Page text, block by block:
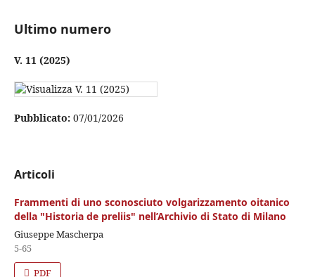
Ultimo numero
V. 11 (2025)
Pubblicato: 07/01/2026
Articoli
Frammenti di uno sconosciuto volgarizzamento oitanico
della "Historia de preliis" nell’Archivio di Stato di Milano
Giuseppe Mascherpa
5-65
PDF